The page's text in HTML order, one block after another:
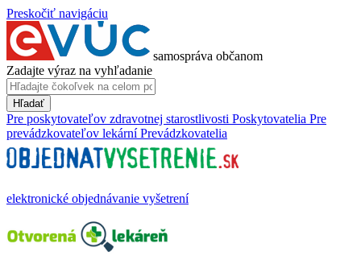
Preskočiť navigáciu
samospráva občanom
Zadajte výraz na vyhľadanie
Hľadať
Pre poskytovateľov zdravotnej starostlivosti Poskytovatelia Pre
prevádzkovateľov lekární Prevádzkovatelia
elektronické objednávanie vyšetrení